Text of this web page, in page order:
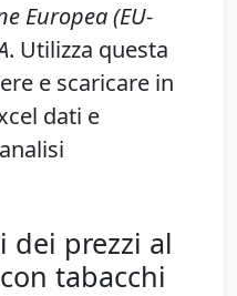
Europea (EU-
. Utilizza questa
e scaricare in
dati e
dei prezzi al
tabacchi